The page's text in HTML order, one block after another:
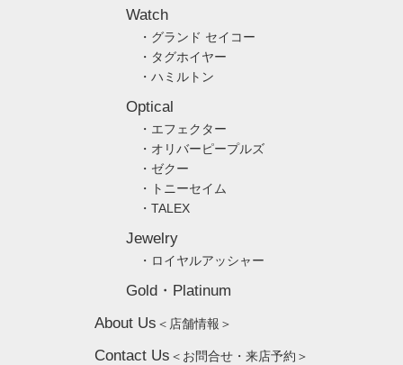
Watch
・グランド セイコー
・タグホイヤー
・ハミルトン
Optical
・エフェクター
・オリバーピープルズ
・ゼクー
・トニーセイム
・TALEX
Jewelry
・ロイヤルアッシャー
Gold・Platinum
About Us ＜店舗情報＞
Contact Us ＜お問合せ・来店予約＞